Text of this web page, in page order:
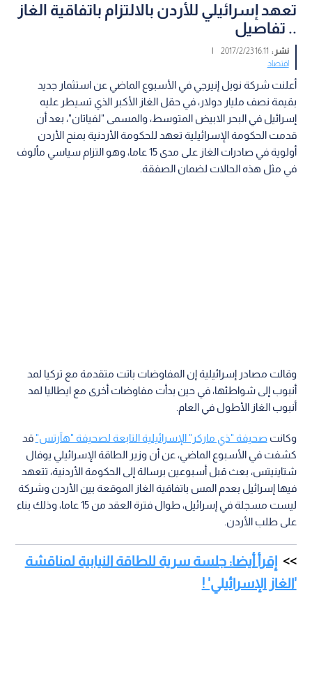
تعهد إسرائيلي للأردن بالالتزام باتفاقية الغاز
.. تفاصيل
نشر : 16:11 2017/2/23
|
اقتصاد
أعلنت شركة نوبل إنيرجي في الأسبوع الماضي عن استثمار جديد
بقيمة نصف مليار دولار، في حقل الغاز الأكبر الذي تسيطر عليه
إسرائيل في البحر الابيض المتوسط، والمسمى "لفياتان"، بعد أن
قدمت الحكومة الإسرائيلية تعهد للحكومة الأردنية بمنح الأردن
أولوية في صادرات الغاز على مدى 15 عاما، وهو التزام سياسي مألوف
في مثل هذه الحالات لضمان الصفقة.
وقالت مصادر إسرائيلية إن المفاوضات باتت متقدمة مع تركيا لمد
أنبوب إلى شواطئها، في حين بدأت مفاوضات أخرى مع ايطاليا لمد
أنبوب الغاز الأطول في العام.
وكانتصحيفة "ذي ماركر" الإسرائيلية التابعة لصحيفة "هآرتس" قد
كشفت في الأسبوع الماضي، عن أن وزير الطاقة الإسرائيلي يوفال
شتاينيتس، بعث قبل أسبوعين برسالة إلى الحكومة الأردنية، تتعهد
فيها إسرائيل بعدم المس باتفاقية الغاز الموقعة بين الأردن وشركة
ليست مسجلة في إسرائيل، طوال فترة العقد من 15 عاما، وذلك بناء
على طلب الأردن.
إقرأ أيضا: جلسة سرية للطاقة النيابية لمناقشة
'الغاز الإسرائيلي' !